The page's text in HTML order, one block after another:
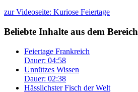
zur Videoseite: Kuriose Feiertage
Beliebte Inhalte aus dem Bereich
Feiertage Frankreich
Dauer: 04:58
Unnützes Wissen
Dauer: 02:38
Hässlichster Fisch der Welt